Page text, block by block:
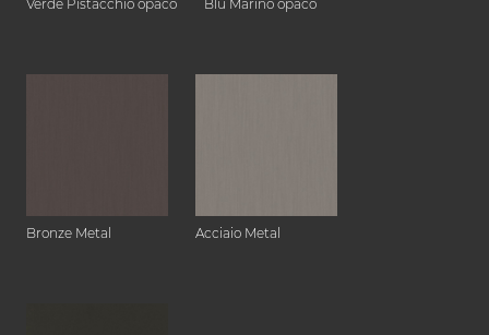
Verde Pistacchio opaco Blu Marino opaco
Bronze Metal Acciaio Metal